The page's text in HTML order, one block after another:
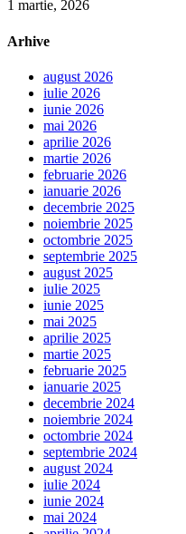
1 martie, 2026
Arhive
august 2026
iulie 2026
iunie 2026
mai 2026
aprilie 2026
martie 2026
februarie 2026
ianuarie 2026
decembrie 2025
noiembrie 2025
octombrie 2025
septembrie 2025
august 2025
iulie 2025
iunie 2025
mai 2025
aprilie 2025
martie 2025
februarie 2025
ianuarie 2025
decembrie 2024
noiembrie 2024
octombrie 2024
septembrie 2024
august 2024
iulie 2024
iunie 2024
mai 2024